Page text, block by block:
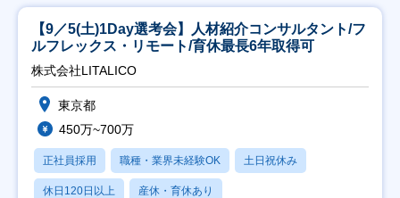
【9／5(土)1Day選考会】人材紹介コンサルタント/フ
ルフレックス・リモート/育休最長6年取得可
株式会社LITALICO
東京都
450万~700万
正社員採用 職種・業界未経験OK 土日祝休み
休日120日以上 産休・育休あり